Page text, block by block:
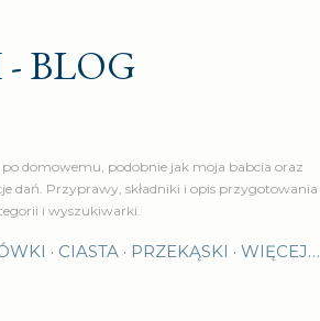
BLOG
domowemu, podobnie jak moja babcia oraz
dań. Przyprawy, składniki i opis przygotowania
i wyszukiwarki.
CIASTA PRZEKĄSKI WIĘCEJ…